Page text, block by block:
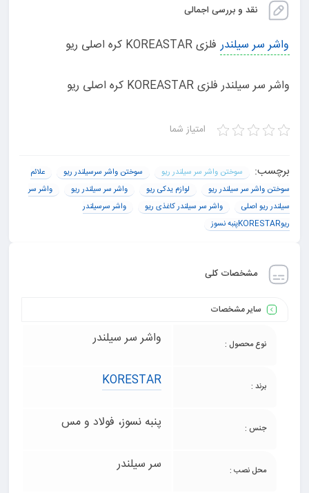
نقد و بررسی اجمالی
واشر سر سیلندر فلزی KOREASTAR کره اصلی ریو
واشر سر سیلندر فلزی KOREASTAR کره اصلی ریو
امتیاز شما
برچسب: سوختن واشر سر سیلندر ریو سوختن واشر سرسیلندر ریو
علائم
سوختن واشر سر سیلندر ریو
لوازم یدکی ریو واشر سر سیلندر ریو
واشر سر
سیلندر ریو اصلی
واشر سر سیلندر کاغذی ریو
واشر سرسیلندر
ریوKORESTARپنبه نسوز
مشخصات کلی
سایر مشخصات
نوع محصول : واشر سر سیلندر
برند : KORESTAR
جنس : پنبه نسوز، فولاد و مس
محل نصب : سر سیلندر